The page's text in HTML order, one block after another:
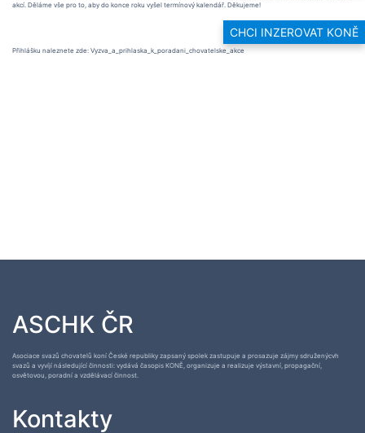
CHCI INZEROVAT KONĚ
akcí. Děláme vše pro to, aby do konce roku vyšel termínový kalendář. Děkujeme!
Přihlášku naleznete zde: Vyzva_a_prihlaska_k_poradani_chovatelske_akce
ASCHK ČR
Asociace svazů chovatelů koní České republiky zapsaný spolek zastupuje a prosazuje zájmy sdruženýcvh
svazů a vyvíjí následující činnosti: vydává časopis KONĚ, organizuje a realizuje výstavní, propagační,
osvětovou, poradní a vzdělávací činnost.
Kontakty